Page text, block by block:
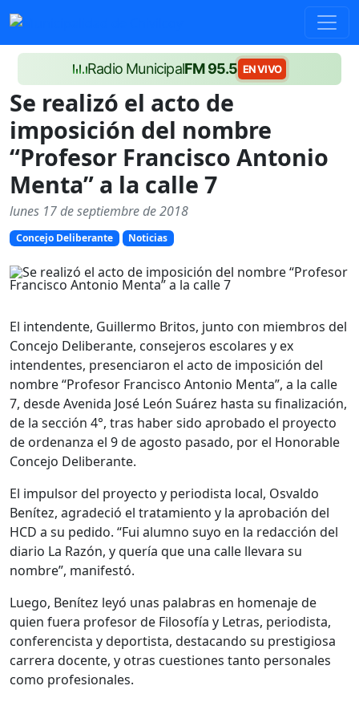
Radio MunicipalFM 95.5 EN VIVO
Se realizó el acto de
imposición del nombre
“Profesor Francisco Antonio
Menta” a la calle 7
lunes 17 de septiembre de 2018
Concejo Deliberante Noticias
El intendente, Guillermo Britos, junto con miembros del
Concejo Deliberante, consejeros escolares y ex
intendentes, presenciaron el acto de imposición del
nombre “Profesor Francisco Antonio Menta”, a la calle
7, desde Avenida José León Suárez hasta su finalización,
de la sección 4°, tras haber sido aprobado el proyecto
de ordenanza el 9 de agosto pasado, por el Honorable
Concejo Deliberante.
El impulsor del proyecto y periodista local, Osvaldo
Benítez, agradeció el tratamiento y la aprobación del
HCD a su pedido. “Fui alumno suyo en la redacción del
diario La Razón, y quería que una calle llevara su
nombre”, manifestó.
Luego, Benítez leyó unas palabras en homenaje de
quien fuera profesor de Filosofía y Letras, periodista,
conferencista y deportista, destacando su prestigiosa
carrera docente, y otras cuestiones tanto personales
como profesionales.